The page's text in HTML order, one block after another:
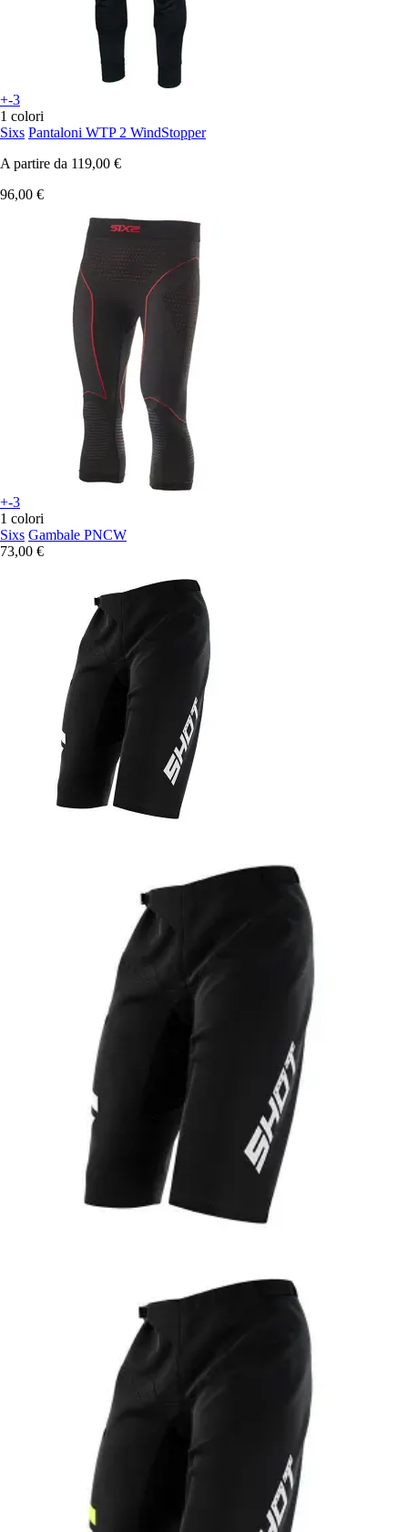
+-3
1 colori
Sixs Pantaloni WTP 2 WindStopper
A partire da 119,00 €
96,00 €
+-3
1 colori
Sixs Gambale PNCW
73,00 €